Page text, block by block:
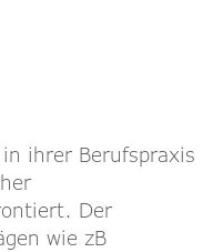
ihrer Berufspraxis
Der
wie zB